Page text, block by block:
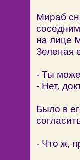
Мираб
на лице
Зеленая
- Ты
- Нет,
Было в
- Что ж,